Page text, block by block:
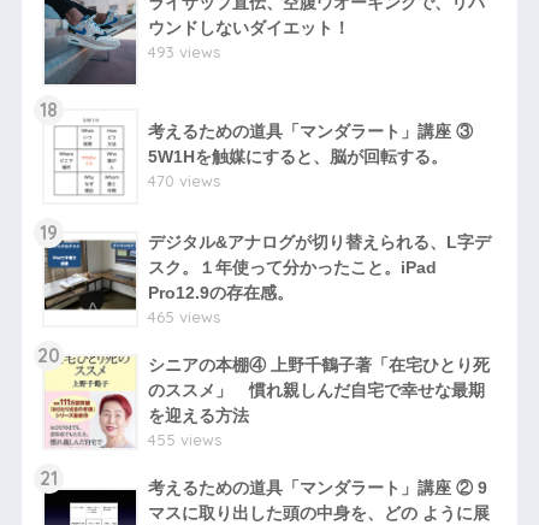
ウンドしないダイエット！
493 views
18
考えるための道具「マンダラート」講座 ③
5W1Hを触媒にすると、脳が回転する。
470 views
19
デジタル&アナログが切り替えられる、L字デ
スク。１年使って分かったこと。iPad
Pro12.9の存在感。
465 views
20
シニアの本棚④ 上野千鶴子著「在宅ひとり死
のススメ」 慣れ親しんだ自宅で幸せな最期
を迎える方法
455 views
21
考えるための道具「マンダラート」講座 ② 9
マスに取り出した頭の中身を、どの ように展